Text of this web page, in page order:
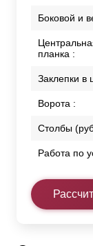
Боковой и
планка :
Заклепки в
Ворота :
Столбы
Работа по